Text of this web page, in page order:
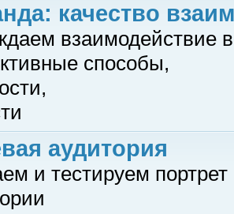
качество
взаимодействие
способы,
аудитория
и тестируем